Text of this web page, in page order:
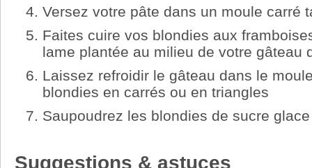
Versez votre pâte dans un moule carré
Faites cuire vos blondies aux
lame plantée au milieu de votre gâteau
Laissez refroidir le gâteau dans le
blondies en carrés ou en triangles
Saupoudrez les blondies de sucre
Suggestions & astuces